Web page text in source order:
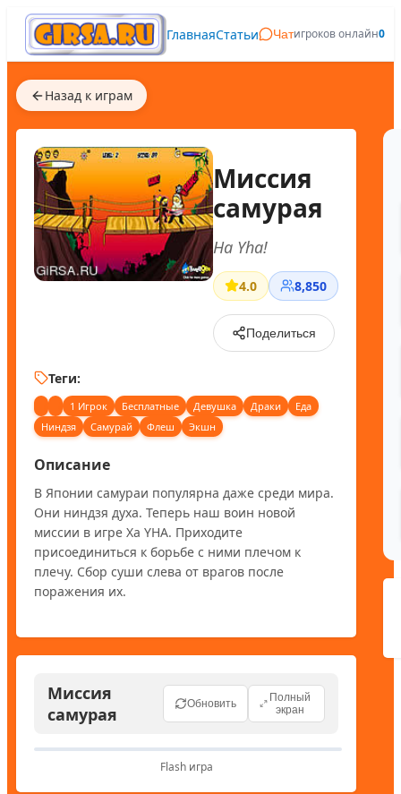
ГлавнаяСтатьи Чатигроков онлайн0
Назад к играм
Миссия
самурая
Ha Yha!
4.0 8,850
Поделиться
Теги:
1 Игрок Бесплатные Девушка Драки
Еда
Ниндзя
Самурай Флеш Экшн
Описание
В Японии самураи популярна даже среди мира.
Они ниндзя духа. Теперь наш воин новой
миссии в игре Ха YHA. Приходите
присоединиться к борьбе с ними плечом к
плечу. Сбор суши слева от врагов после
поражения их.
Миссия
самурая
Обновить
Полный
экран
Flash игра